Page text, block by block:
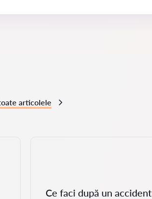
articolele
Ce faci după un accident